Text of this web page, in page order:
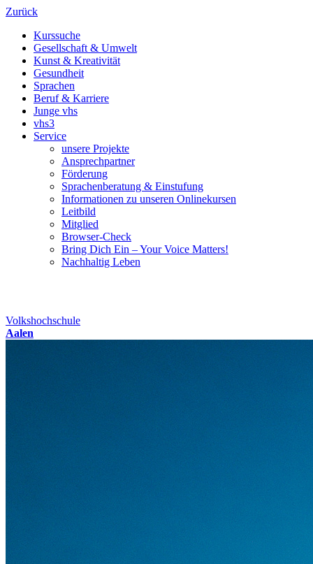
Zurück
Kurssuche
Gesellschaft & Umwelt
Kunst & Kreativität
Gesundheit
Sprachen
Beruf & Karriere
Junge vhs
vhs3
Service
unsere Projekte
Ansprechpartner
Förderung
Sprachenberatung & Einstufung
Informationen zu unseren Onlinekursen
Leitbild
Mitglied
Browser-Check
Bring Dich Ein – Your Voice Matters!
Nachhaltig Leben
Volkshochschule
Aalen